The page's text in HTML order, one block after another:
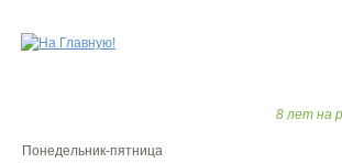
8 лет на
Понедельник-пятница